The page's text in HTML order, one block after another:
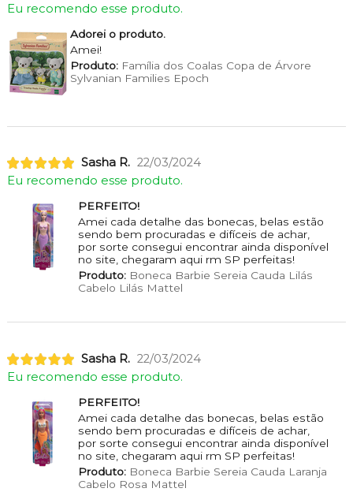
Eu recomendo esse produto.
Adorei o produto.
Amei!
Produto:Família dos Coalas Copa de Árvore
Sylvanian Families Epoch
Sasha R. 22/03/2024
Eu recomendo esse produto.
PERFEITO!
Amei cada detalhe das bonecas, belas estão
sendo bem procuradas e difíceis de achar,
por sorte consegui encontrar ainda disponível
no site, chegaram aqui rm SP perfeitas!
Produto:Boneca Barbie Sereia Cauda Lilás
Cabelo Lilás Mattel
Sasha R. 22/03/2024
Eu recomendo esse produto.
PERFEITO!
Amei cada detalhe das bonecas, belas estão
sendo bem procuradas e difíceis de achar,
por sorte consegui encontrar ainda disponível
no site, chegaram aqui rm SP perfeitas!
Produto:Boneca Barbie Sereia Cauda Laranja
Cabelo Rosa Mattel